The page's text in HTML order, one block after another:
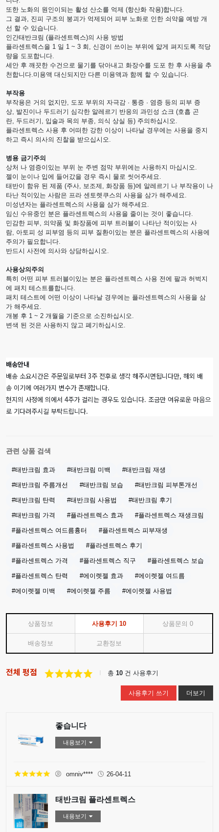
또한 노화의 원인이되는 활성 산소를 억제 (항산화 작용)합니다.
그 결과, 진피 구조의 붕괴가 억제되어 피부 노화로 인한 쇠약을 예방 개
선 할 수 있습니다.
인간태반크림 (플라센트렉스)의 사용 방법
플라센트렉스을 1 일 1 ~ 3 회, 신경이 쓰이는 부위에 얇게 펴지도록 적당
량을 도포합니다.
세안 후 깨끗한 수건으로 물기를 닦아내고 화장수를 도포 한 후 사용을 추
천합니다.미용액 대신되지만 다른 미용액과 함께 할 수 있습니다.
부작용
부작용은 거의 없지만, 도포 부위의 자극감 · 통증 · 염증 등의 피부 증
상, 발진이나 두드러기 심각한 알레르기 반응의 과민성 쇼크 (호흡 곤
란, 두드러기, 입술과 목의 부종, 의식 상실 등) 주의하십시오.
플라센트렉스 사용 후 어떠한 강한 이상이 나타날 경우에는 사용을 중지
하고 즉시 의사의 진찰을 받으십시오.
병용 금기주의
상처 나 염증이있는 부위 눈 주변 점막 부위에는 사용하지 마십시오.
젤이 눈이나 입에 들어갔을 경우 즉시 물로 씻어주세요.
태반이 함유 된 제품 (주사, 보조제, 화장품 등)에 알레르기 나 부작용이 나
타난 적이있는 사람은 프라 센토렛쿠스의 사용을 삼가 해주세요.
미성년자는 플라센트렉스의 사용을 삼가 해주세요.
임신 수유중인 분은 플라센트렉스의 사용을 줄이는 것이 좋습니다.
민감한 피부, 의약품 및 화장품에 피부 트러블이 나타난 적이있는 사
람, 아토피 성 피부염 등의 피부 질환이있는 분은 플라센트렉스의 사용에
주의가 필요합니다.
반드시 사전에 의사와 상담하십시오.
사용상의주의
특히 어떤 피부 트러블이있는 분은 플라센트렉스 사용 전에 팔과 허벅지
에 패치 테스트를합니다.
패치 테스트에 어떤 이상이 나타날 경우에는 플라센트렉스의 사용을 삼
가 해주세요.
개봉 후 1 ~ 2 개월을 기준으로 소진하십시오.
변색 된 것은 사용하지 않고 폐기하십시오.
배송안내
배송 소요시간은 주문일로부터 3주 전후로 생각 해주시면됩니다만, 해외 배
송 이기에 여러가지 변수가 존재합니다.
현지의 사정에 의에서 4주가 걸리는 경우도 있습니다. 조금만 여유로운 마음으
로 기다려주시길 부탁드립니다.
관련 상품 검색
#태반크림 효과 #태반크림 미백 #태반크림 재생
#태반크림 주름개선 #태반크림 보습 #태반크림 피부톤개선
#태반크림 탄력 #태반크림 사용법 #태반크림 후기
#태반크림 가격 #플라센트렉스 효과 #플라센트렉스 재생크림
#플라센트렉스 여드름흉터 #플라센트렉스 피부재생
#플라센트렉스 사용법 #플라센트렉스 후기
#플라센트렉스 가격 #플라센트렉스 직구 #플라센트렉스 보습
#플라센트렉스 탄력 #에이렛젤 효과 #에이렛젤 여드름
#에이렛젤 미백 #에이렛젤 주름 #에이렛젤 사용법
상품정보 사용후기10 상품문의0
배송정보 교환정보
전체 평점 총 10 건 사용후기
사용후기 쓰기 더보기
좋습니다
내용보기
omniv**** 26-04-11
태반크림 플라센트렉스
내용보기